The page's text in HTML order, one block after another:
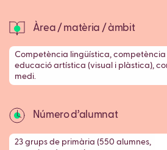
Àrea / matèria / àmbit
Competència lingüística,
educació artística (visual i plàstica),
medi.
Número d’alumnat
23 grups de primària (550 alumnes,